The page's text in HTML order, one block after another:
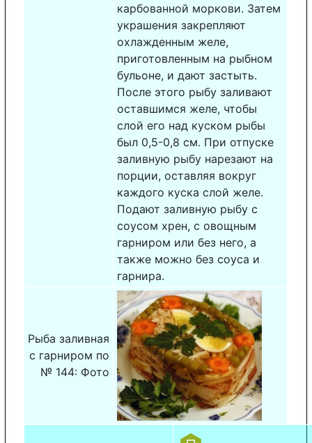
карбованной моркови. Затем
украшения закрепляют
охлажденным желе,
приготовленным на рыбном
бульоне, и дают застыть.
После этого рыбу заливают
оставшимся желе, чтобы
слой его над куском рыбы
был 0,5-0,8 см. При отпуске
заливную рыбу нарезают на
порции, оставляя вокруг
каждого куска слой желе.
Подают заливную рыбу с
соусом хрен, с овощным
гарниром или без него, а
также можно без соуса и
гарнира.
Рыба заливная
с гарниром по
№ 144: Фото